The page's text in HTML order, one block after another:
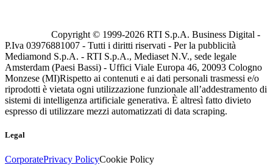
Copyright © 1999-2026 RTI S.p.A. Business Digital -
P.Iva 03976881007 - Tutti i diritti riservati - Per la pubblicità
Mediamond S.p.A. - RTI S.p.A., Mediaset N.V., sede legale
Amsterdam (Paesi Bassi) - Uffici Viale Europa 46, 20093 Cologno
Monzese (MI)Rispetto ai contenuti e ai dati personali trasmessi e/o
riprodotti è vietata ogni utilizzazione funzionale all’addestramento di
sistemi di intelligenza artificiale generativa. È altresì fatto divieto
espresso di utilizzare mezzi automatizzati di data scraping.
Legal
CorporatePrivacy PolicyCookie Policy